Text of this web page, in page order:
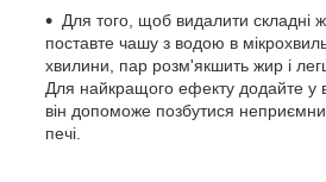
Для того, щоб видалити складні
поставте чашу з водою в
хвилини, пар розм'якшить жир і
Для найкращого ефекту додайте у
він допоможе позбутися
печі.